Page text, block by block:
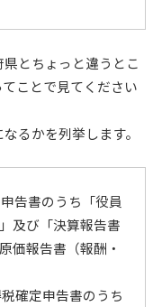
とちょっと違うとこ
ことで見てください
るかを列挙します。
告書のうち「役員
及び「決算報告書
価報告書（報酬・
確定申告書のうち